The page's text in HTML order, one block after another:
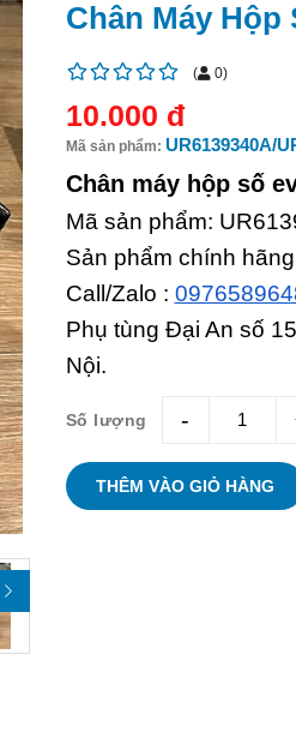
Chân Máy Hộp
( 0)
10.000 đ
Mã sản phẩm: UR6139340A/
Chân máy hộp số
Mã sản phẩm:
Sản phẩm chính
Call/Zalo :
Phụ tùng Đại An số
Nội.
Số lượng giam
THÊM VÀO GIỎ HÀNG